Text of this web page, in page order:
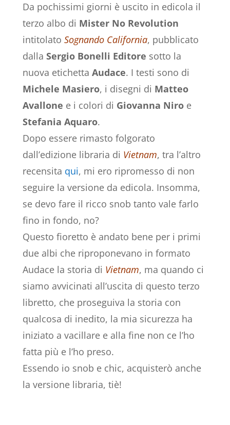
Da pochissimi giorni è uscito in edicola il
terzo albo di Mister No Revolution
intitolato Sognando California, pubblicato
dalla Sergio Bonelli Editore sotto la
nuova etichetta Audace. I testi sono di
Michele Masiero, i disegni di Matteo
Avallone e i colori di Giovanna Niroe
Stefania Aquaro.
Dopo essere rimasto folgorato
dall’edizione libraria di Vietnam, tra l’altro
recensita qui, mi ero ripromesso di non
seguire la versione da edicola. Insomma,
se devo fare il ricco snob tanto vale farlo
fino in fondo, no?
Questo fioretto è andato bene per i primi
due albi che riproponevano in formato
Audace la storia di Vietnam, ma quando ci
siamo avvicinati all’uscita di questo terzo
libretto, che proseguiva la storia con
qualcosa di inedito, la mia sicurezza ha
iniziato a vacillare e alla fine non ce l’ho
fatta più e l’ho preso.
Essendo io snob e chic, acquisterò anche
la versione libraria, tiè!